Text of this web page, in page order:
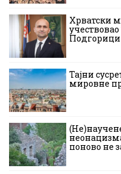
Хрватски
Подгорици
Тајни
мировне
поново не